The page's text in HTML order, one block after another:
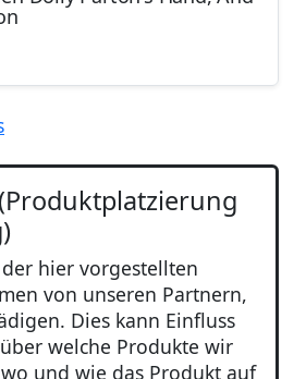
hier vorgestellten
von unseren Partnern,
Dies kann Einfluss
welche Produkte wir
und wie das Produkt auf